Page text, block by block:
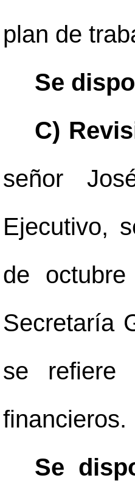
plan de
Se
C)
señor
Ejecutivo,
de
Secretaría
se
financieros.
Se